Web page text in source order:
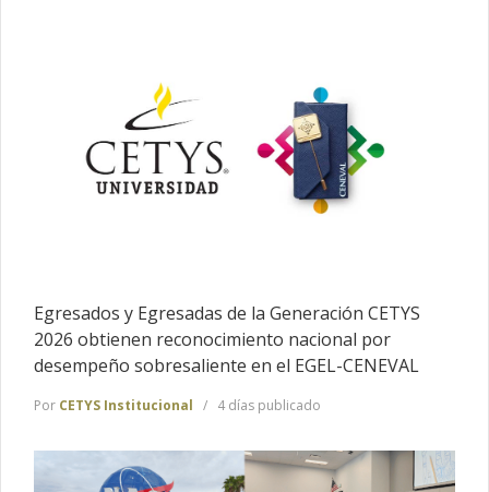
Egresados y Egresadas de la Generación CETYS
2026 obtienen reconocimiento nacional por
desempeño sobresaliente en el EGEL-CENEVAL
Por CETYS Institucional 4 días publicado